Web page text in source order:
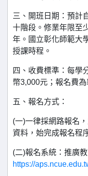
三、開班日期：預計
十階段。修業年限至
年。國立彰化師範大
授課時程。
四、收費標準：每學
幣3,000元；報名費
五、報名方式：
(一)一律採網路報名
資料，始完成報名程
(二)報名系統：推廣
https://